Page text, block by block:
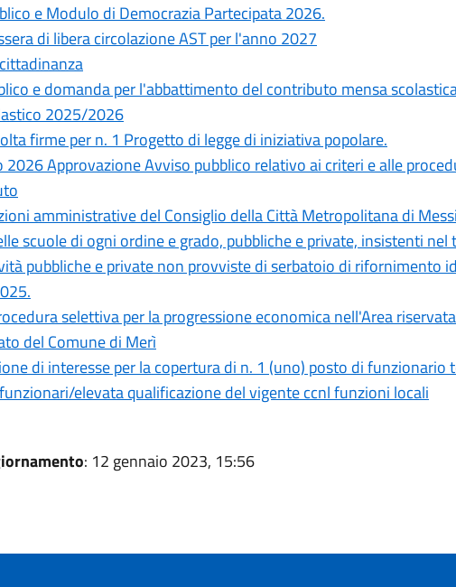
e Modulo di Democrazia Partecipata 2026.
di libera circolazione AST per l'anno 2027
e domanda per l'abbattimento del contributo mensa
2025/2026
firme per n. 1 Progetto di legge di iniziativa popolare.
2026 Approvazione Avviso pubblico relativo ai criteri e alle
amministrative del Consiglio della Città Metropolitana di
scuole di ogni ordine e grado, pubbliche e private, insistenti
pubbliche e private non provviste di serbatoio di rifornimento
selettiva per la progressione economica nell'Area
del Comune di Merì
di interesse per la copertura di n. 1 (uno) posto di funzionario
elevata qualificazione del vigente ccnl funzioni locali
: 12 gennaio 2023, 15:56